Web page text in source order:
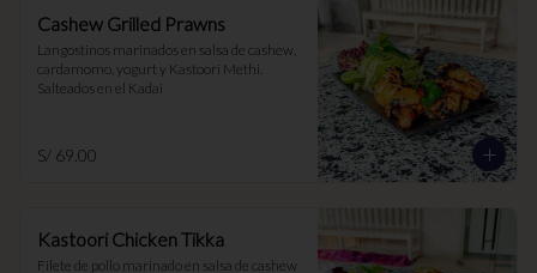
Cashew Grilled Prawns
Langostinos marinados en salsa de cashew,
cardamomo, yogurt y Kastoori Methi.
Salteados en el Kadai
S/ 69.00
Kastoori Chicken Tikka
Filete de pollo marinado en salsa de cashew